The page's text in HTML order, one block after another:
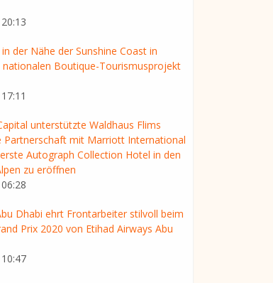
der Nähe der Sunshine Coast in
nationalen Boutique-Tourismusprojekt
unterstützte Waldhaus Flims
Partnerschaft mit Marriott International
Autograph Collection Hotel in den
zu eröffnen
Dhabi ehrt Frontarbeiter stilvoll beim
Prix 2020 von Etihad Airways Abu